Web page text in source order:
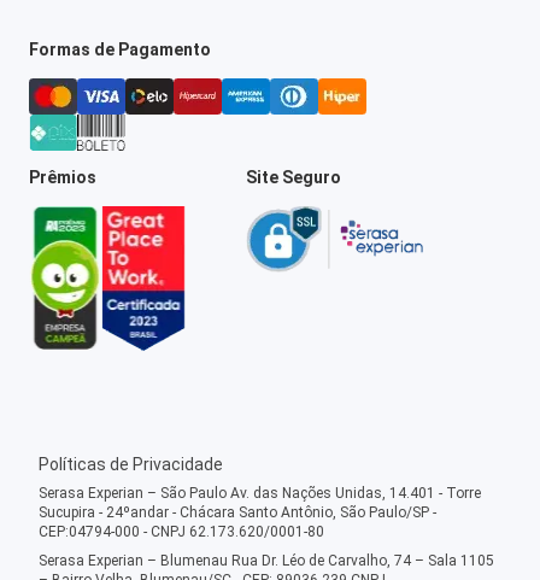
Formas de Pagamento
Prêmios Site Seguro
Políticas de Privacidade
Serasa Experian – São Paulo Av. das Nações Unidas, 14.401 - Torre
Sucupira - 24ºandar - Chácara Santo Antônio, São Paulo/SP -
CEP:04794-000 - CNPJ 62.173.620/0001-80
Serasa Experian – Blumenau Rua Dr. Léo de Carvalho, 74 – Sala 1105